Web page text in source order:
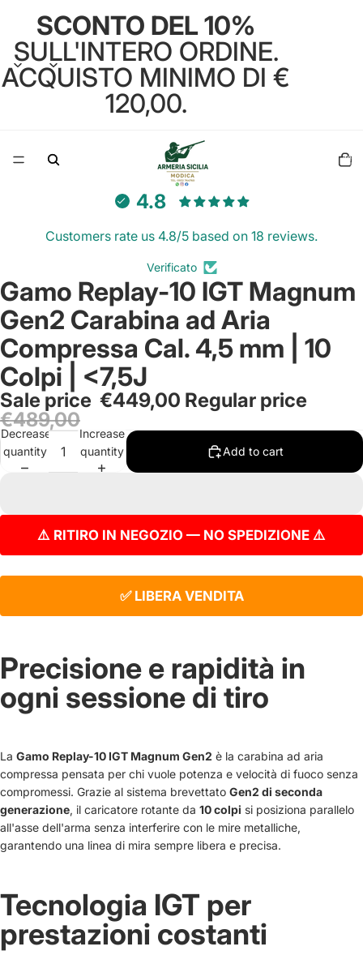
SCONTO DEL 10%
SULL'INTERO ORDINE.
ACQUISTO MINIMO DI €
120,00.
items
in
4.8
Customers rate us 4.8/5 based on 18 reviews.
Verificato
Open
image
in
full
screen
Gamo Replay-10 IGT Magnum
Gen2 Carabina ad Aria
Compressa Cal. 4,5 mm | 10
Colpi | <7,5J
Sale price €449,00 Regular price
€489,00
Decrease
quantity
Increase
quantity
Add to cart
⚠️ RITIRO IN NEGOZIO — NO SPEDIZIONE ⚠️
✅ LIBERA VENDITA
Precisione e rapidità in
ogni sessione di tiro
La Gamo Replay-10 IGT Magnum Gen2 è la carabina ad aria
compressa pensata per chi vuole potenza e velocità di fuoco senza
compromessi. Grazie al sistema brevettato Gen2 di seconda
generazione, il caricatore rotante da 10 colpi si posiziona parallelo
all'asse dell'arma senza interferire con le mire metalliche,
garantendo una linea di mira sempre libera e precisa.
Tecnologia IGT per
prestazioni costanti